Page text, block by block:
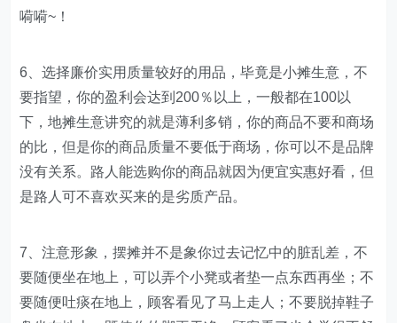
嗬嗬~！
6、选择廉价实用质量较好的用品，毕竟是小摊生意，不
要指望，你的盈利会达到200％以上，一般都在100以
下，地摊生意讲究的就是薄利多销，你的商品不要和商场
的比，但是你的商品质量不要低于商场，你可以不是品牌
没有关系。路人能选购你的商品就因为便宜实惠好看，但
是路人可不喜欢买来的是劣质产品。
7、注意形象，摆摊并不是象你过去记忆中的脏乱差，不
要随便坐在地上，可以弄个小凳或者垫一点东西再坐；不
要随便吐痰在地上，顾客看见了马上走人；不要脱掉鞋子